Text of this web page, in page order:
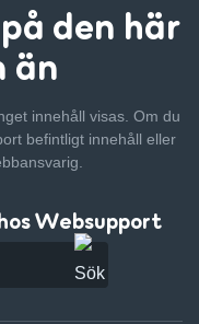
på den här
än
innehåll visas. Om du
befintligt innehåll eller
Websupport